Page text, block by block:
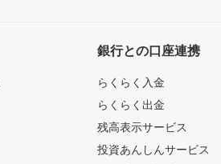
銀行との口座連携
らくらく入金
らくらく出金
残高表示サービス
投資あんしんサービス